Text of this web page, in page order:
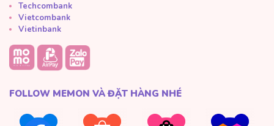
Techcombank
Vietcombank
Vietinbank
FOLLOW MEMON VÀ ĐẶT HÀNG NHÉ